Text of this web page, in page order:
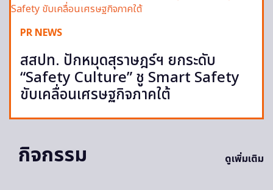
PR NEWS
สสปท. ปักหมุดสุราษฎร์ฯ ยกระดับ
“Safety Culture” ชู Smart Safety
ขับเคลื่อนเศรษฐกิจภาคใต้
กิจกรรม ดูเพิ่มเติม